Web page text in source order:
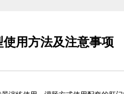
用方法及注意事项